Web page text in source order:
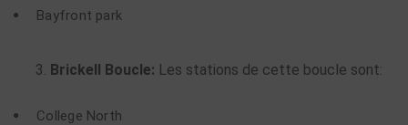
Bayfront park
Brickell Boucle: Les stations de cette boucle sont:
College North